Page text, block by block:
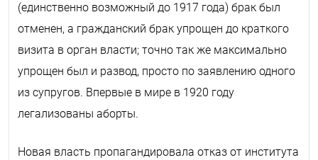
(единственно возможный до 1917 года) брак был
отменен, а гражданский брак упрощен до краткого
визита в орган власти; точно так же максимально
упрощен был и развод, просто по заявлению одного
из супругов. Впервые в мире в 1920 году
легализованы аборты.
Новая власть пропагандировала отказ от института